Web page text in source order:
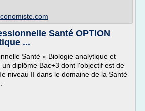
Santé OPTION
...
Santé « Biologie analytique et
diplôme Bac+3 dont l'objectif est de
niveau II dans le domaine de la Santé